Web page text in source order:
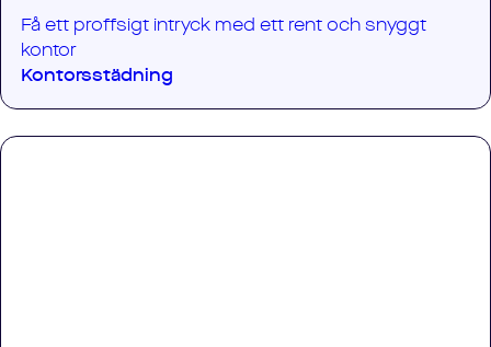
Få ett proffsigt intryck med ett rent och snyggt
kontor
Kontorsstädning